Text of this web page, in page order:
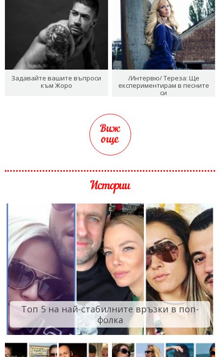
Задавайте вашите въпроси
към Жоро
/Интервю/ Тереза: Ще
експериментирам в песните
си
Виж
още
Истории
Топ 5 на най-стабилните връзки в поп-
фолка